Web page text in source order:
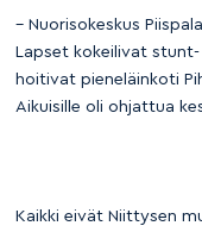
– Nuorisokeskus
Lapset kokeilivat stunt-
hoitivat pieneläinkoti
Aikuisille oli ohjattua
Kaikki eivät Niittysen